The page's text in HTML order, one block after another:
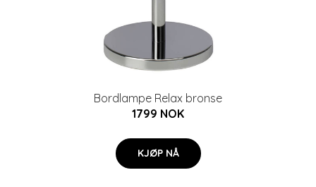
Bordlampe Relax bronse
1799 NOK
KJØP NÅ